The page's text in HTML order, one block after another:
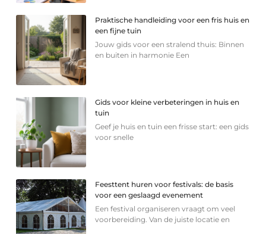
Praktische handleiding voor een fris huis en
een fijne tuin
Jouw gids voor een stralend thuis: Binnen
en buiten in harmonie Een
Gids voor kleine verbeteringen in huis en
tuin
Geef je huis en tuin een frisse start: een gids
voor snelle
Feesttent huren voor festivals: de basis
voor een geslaagd evenement
Een festival organiseren vraagt om veel
voorbereiding. Van de juiste locatie en